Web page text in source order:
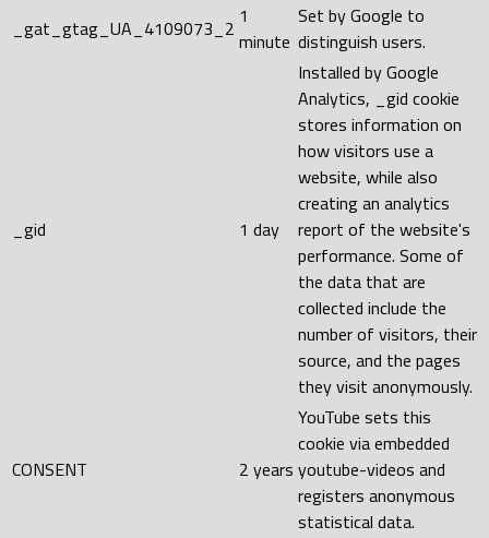
_gat_gtag_UA_4109073_2 1
minute
Set by Google to
distinguish users.
_gid 1 day
Installed by Google
Analytics, _gid cookie
stores information on
how visitors use a
website, while also
creating an analytics
report of the website's
performance. Some of
the data that are
collected include the
number of visitors, their
source, and the pages
they visit anonymously.
CONSENT 2 years
YouTube sets this
cookie via embedded
youtube-videos and
registers anonymous
statistical data.